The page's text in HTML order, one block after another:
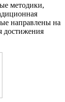
методики,
направлены на
достижения